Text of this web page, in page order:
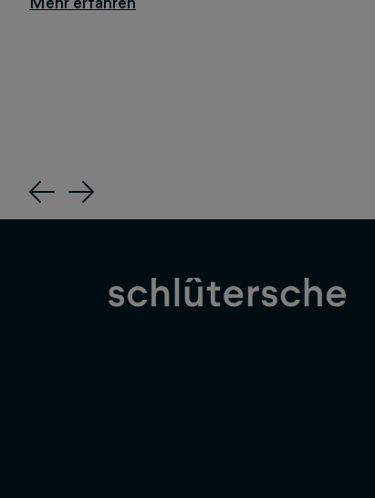
Previous
Next